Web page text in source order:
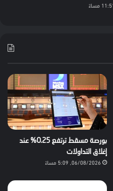
بورصة مسقط ترتفع 0.25% عند
إغلاق التداولات
06/08/2026, 5:09 مساءً